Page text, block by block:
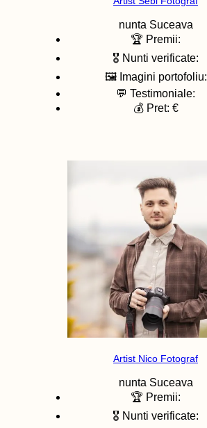
nunta Suceava
🏆 Premii:
🎖️ Nunti verificate:
🖼️ Imagini portofoliu:
💬 Testimoniale:
💰 Pret: €
Artist Nico Fotograf
nunta Suceava
🏆 Premii:
🎖️ Nunti verificate: